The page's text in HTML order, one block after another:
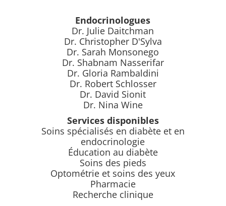
Endocrinologues
Dr. Julie Daitchman
Dr. Christopher D'Sylva
Dr. Sarah Monsonego
Dr. Shabnam Nasserifar
Dr. Gloria Rambaldini
Dr. Robert Schlosser
Dr. David Sionit
Dr. Nina Wine
Services disponibles
Soins spécialisés en diabète et en
endocrinologie
Éducation au diabète
Soins des pieds
Optométrie et soins des yeux
Pharmacie
Recherche clinique